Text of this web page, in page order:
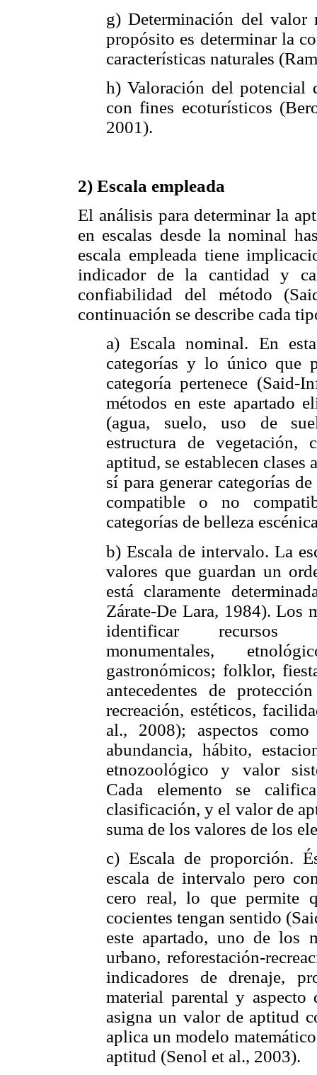
g) Determinación del valor
propósito es determinar la
características naturales
h) Valoración del potencial
con fines ecoturísticos
2001).
2) Escala empleada
El análisis para determinar la
en escalas desde la nominal
escala empleada tiene
indicador de la cantidad y
confiabilidad del método
continuación se describe cada
a) Escala nominal. En
categorías y lo único que
categoría pertenece (Said-
métodos en este apartado
(agua, suelo, uso de
estructura de vegetación,
aptitud, se establecen
sí para generar categorías
compatible o no
categorías de belleza
b) Escala de intervalo. La
valores que guardan un
está claramente
Zárate-De Lara, 1984). Los
identificar recursos
monumentales,
gastronómicos; folklor,
antecedentes de
recreación, estéticos,
al., 2008); aspectos como
abundancia, hábito,
etnozoológico y valor
Cada elemento se
clasificación, y el valor de
suma de los valores de los
c) Escala de proporción.
escala de intervalo pero
cero real, lo que permite
cocientes tengan sentido
este apartado, uno de los
urbano, reforestación-
indicadores de drenaje,
material parental y
asigna un valor de aptitud
aplica un modelo
aptitud (Senol et al., 2003).